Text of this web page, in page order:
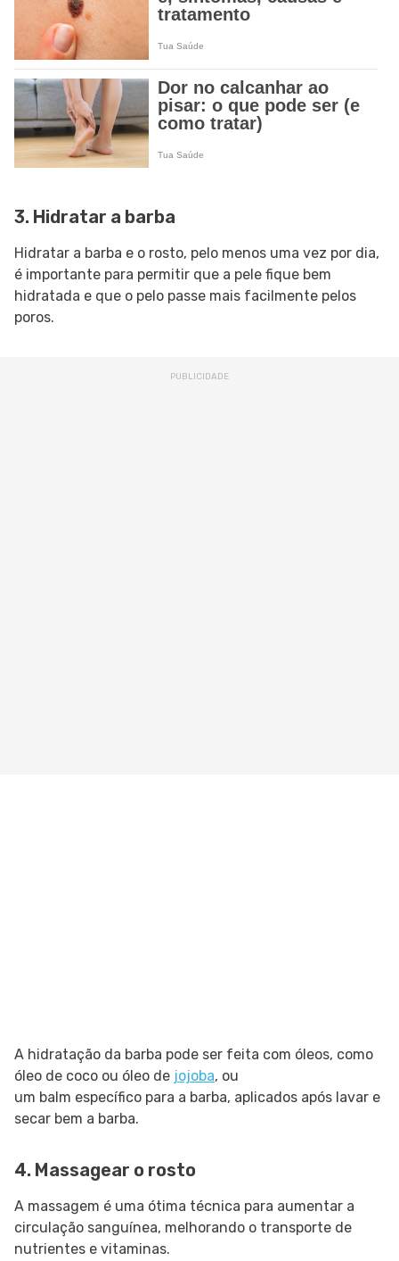
3. Hidratar a barba
Hidratar a barba e o rosto, pelo menos uma vez por dia,
é importante para permitir que a pele fique bem
hidratada e que o pelo passe mais facilmente pelos
poros.
A hidratação da barba pode ser feita com óleos, como
óleo de coco ou óleo de jojoba, ou
um balm específico para a barba, aplicados após lavar e
secar bem a barba.
4. Massagear o rosto
A massagem é uma ótima técnica para aumentar a
circulação sanguínea, melhorando o transporte de
nutrientes e vitaminas.